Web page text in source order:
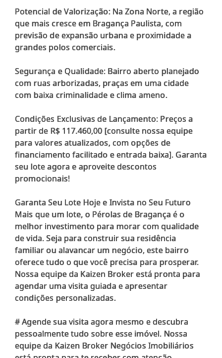
Potencial de Valorização: Na Zona Norte, a região
que mais cresce em Bragança Paulista, com
previsão de expansão urbana e proximidade a
grandes polos comerciais.
Segurança e Qualidade: Bairro aberto planejado
com ruas arborizadas, praças em uma cidade
com baixa criminalidade e clima ameno.
Condições Exclusivas de Lançamento: Preços a
partir de R$ 117.460,00 [consulte nossa equipe
para valores atualizados, com opções de
financiamento facilitado e entrada baixa]. Garanta
seu lote agora e aproveite descontos
promocionais!
Garanta Seu Lote Hoje e Invista no Seu Futuro
Mais que um lote, o Pérolas de Bragança é o
melhor investimento para morar com qualidade
de vida. Seja para construir sua residência
familiar ou alavancar um negócio, este bairro
oferece tudo o que você precisa para prosperar.
Nossa equipe da Kaizen Broker está pronta para
agendar uma visita guiada e apresentar
condições personalizadas.
# Agende sua visita agora mesmo e descubra
pessoalmente tudo sobre esse imóvel. Nossa
equipe da Kaizen Broker Negócios Imobiliários